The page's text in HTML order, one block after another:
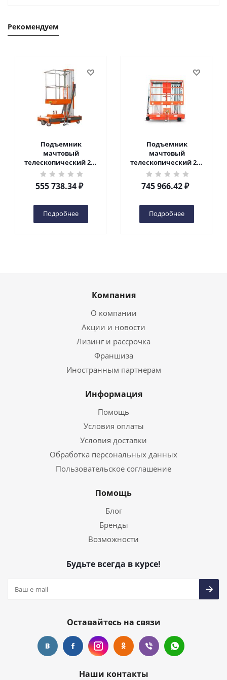
Рекомендуем
Подъемник
мачтовый
телескопический 200
кг 6 м TOR GTWY6-200S
DC 2-мачтовый
(автономный) (G) в
555 738.34₽
Подробнее
Подъемник
мачтовый
телескопический 200
кг 10 м TOR GTWY10-
200S DC 2-мачтовый
(автономный) (N) в
745 966.42₽
Подробнее
Компания
О компании
Акции и новости
Лизинг и рассрочка
Франшиза
Иностранным партнерам
Информация
Помощь
Условия оплаты
Условия доставки
Обработка персональных данных
Пользовательское соглашение
Помощь
Блог
Бренды
Возможности
Будьте всегда в курсе!
Оставайтесь на связи
Наши контакты